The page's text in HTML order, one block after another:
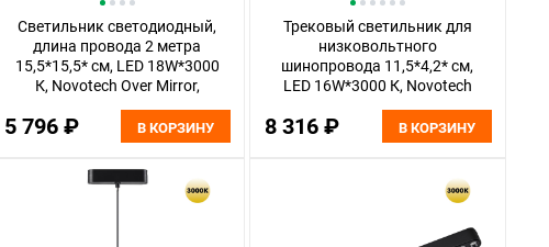
Светильник светодиодный,
длина провода 2 метра
15,5*15,5* см, LED 18W*3000
К, Novotech Over Mirror,
5 796 ₽ В КОРЗИНУ
Трековый светильник для
низковольтного
шинопровода 11,5*4,2* см,
LED 16W*3000 К, Novotech
8 316 ₽ В КОРЗИНУ